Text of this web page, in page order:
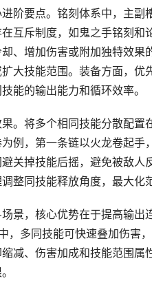
阶要点。铭刻体系中，主
互斥制度，如鬼之手铭刻
、增加伤害或附加独特效
大技能范围。装备方面，
能的输出能力和循环效率。
。将多个相同技能分散配
例，第一条链以火龙卷起
关掉技能后摇，避免被敌
整同技能释放角度，最大化
景，核心优势在于提高输出
，多同技能可快速叠加伤害
减、伤害加成和技能范围